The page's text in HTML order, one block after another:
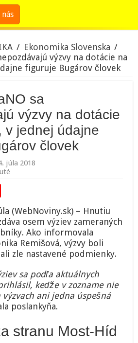
/ Ekonomika Slovenska /
výzvy na dotácie na
figuruje Bugárov človek
sa
výzvy na dotácie
v jednej údajne
človek
júla 2018
nepozdávajú
výzvy
na
dotácie
na
rybníky,
v
údajne
figuruje
Bugárov
človek
(WebNoviny.sk) – Hnutiu
osem výziev zameraných
Ako informovala
Remišová, výzvy boli
zle nastavené podmienky.
sa podľa aktuálnych
keďže v zozname nie
ani jedna úspešná
poslankyňa.
stranu Most-Híd